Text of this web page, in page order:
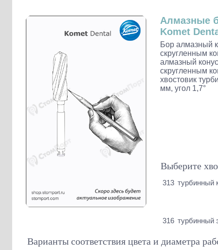
Наконечники и переходники KaVo
Алмазные
Komet
Бор алмазный
скругленным
алмазный
скругленным
хвостовик
мм, угол 1,7°
Выберите
313 турбинный
316 турбинный
Варианты соответствия цвета и диаметра